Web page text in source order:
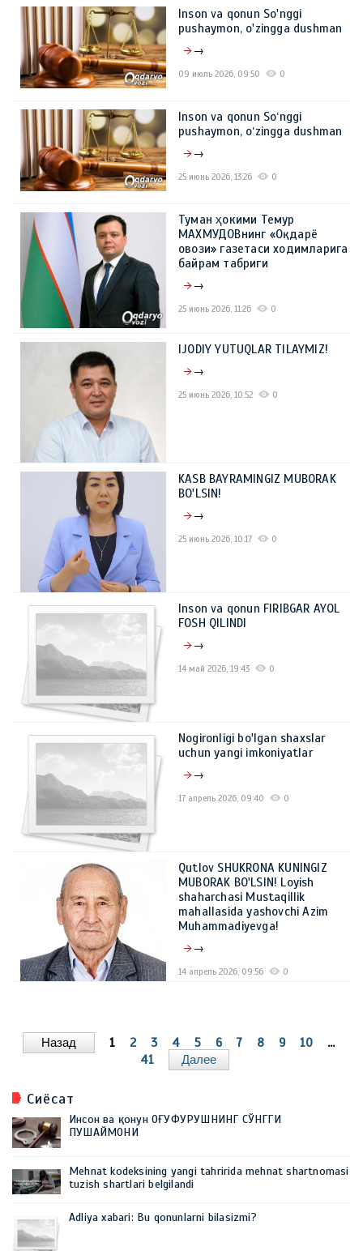
Inson va qonun So'nggi
pushaymon, o'zingga dushman
→
09 июль 2026, 09:50 0
Inson va qonun So‘nggi
pushaymon, o‘zingga dushman
→
25 июнь 2026, 13:26 0
Туман ҳокими Темур
МАХМУДОВнинг «Оқдарё
овози» газетаси ходимларига
байрам табриги
→
25 июнь 2026, 11:26 0
IJODIY YUTUQLAR TILAYMIZ!
→
25 июнь 2026, 10:52 0
KASB BAYRAMINGIZ MUBORAK
BO'LSIN!
→
25 июнь 2026, 10:17 0
Inson va qonun FIRIBGAR AYOL
FOSH QILINDI
→
14 май 2026, 19:43 0
Nogironligi bo'lgan shaxslar
uchun yangi imkoniyatlar
→
17 апрель 2026, 09:40 0
Qutlov SHUKRONA KUNINGIZ
MUBORAK BO'LSIN! Loyish
shaharchasi Mustaqillik
mahallasida yashovchi Azim
Muhammadiyevga!
→
14 апрель 2026, 09:56 0
Назад 1 2 3 4 5 6 7 8 9 10
...
41
Далее
Сиёсат
Инсон ва қонун ОҒУФУРУШНИНГ СЎНГГИ
ПУШАЙМОНИ
Mehnat kodeksining yangi tahririda mehnat shartnomasi
tuzish shartlari belgilandi
Adliya xabari: Bu qonunlarni bilasizmi?